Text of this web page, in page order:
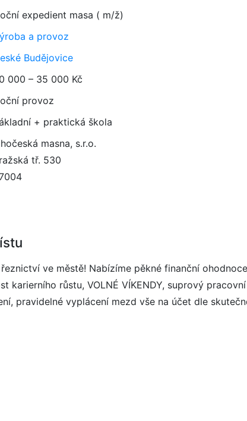
expedient masa ( m/ž)
a provoz
Budějovice
000 – 35 000 Kč
provoz
+ praktická škola
masna, s.r.o.
tř. 530
ve městě! Nabízíme pěkné finanční
karierního růstu, VOLNÉ VÍKENDY, suprový
pravidelné vyplácení mezd vše na účet dle